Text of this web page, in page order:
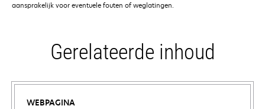
aansprakelijk voor eventuele fouten of weglatingen.
Gerelateerde inhoud
WEBPAGINA